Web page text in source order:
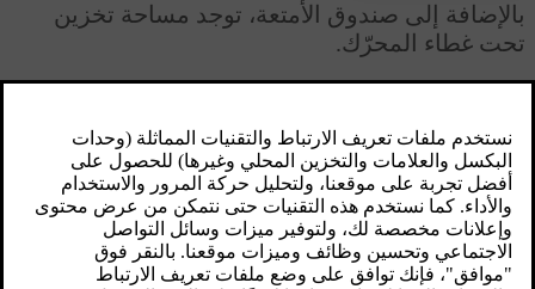
محدّث ٣٠‏/٠٣‏/٢٠٢٦
بالإضافة إلى صندوق الأمتعة، توجد مساحة تخزين
تحت غطاء المحرّك.
نذكر مثلث التحذير الخاص بالسيارة وطقم الأدوات وحلقة القطر
وكابل الشحن وطقم إصلاح الثقوب.